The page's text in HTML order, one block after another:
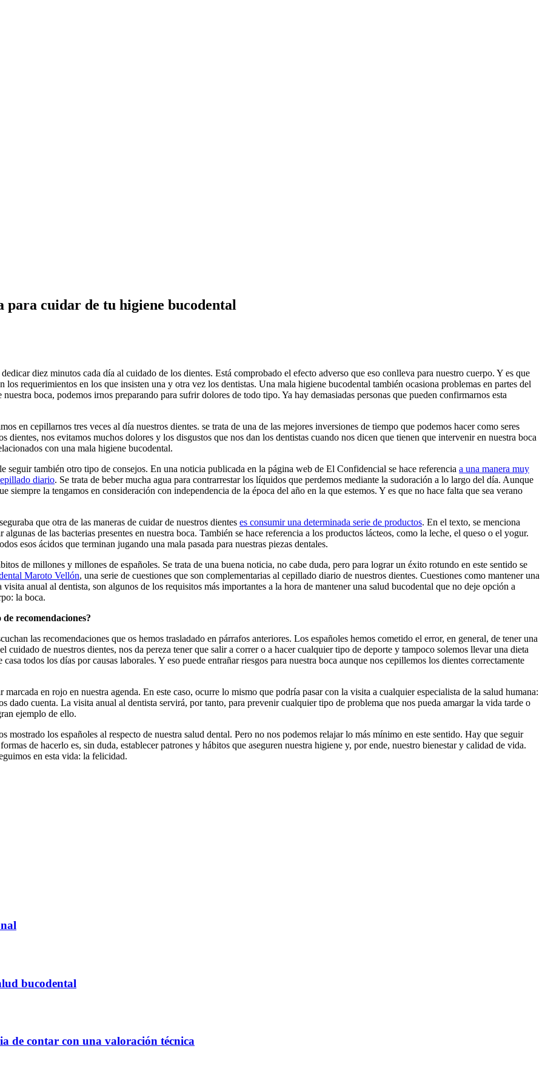
para cuidar de tu higiene bucodental
diez minutos cada día al cuidado de los dientes. Está comprobado el efecto adverso que eso conlleva para nuestro cuerpo. Y es que
requerimientos en los que insisten una y otra vez los dentistas. Una mala higiene bucodental también ocasiona problemas en partes del
boca, podemos irnos preparando para sufrir dolores de todo tipo. Ya hay demasiadas personas que pueden confirmarnos esta
en cepillarnos tres veces al día nuestros dientes. se trata de una de las mejores inversiones de tiempo que podemos hacer como seres
dientes, nos evitamos muchos dolores y los disgustos que nos dan los dentistas cuando nos dicen que tienen que intervenir en nuestra boca
con una mala higiene bucodental.
seguir también otro tipo de consejos. En una noticia publicada en la página web de El Confidencial se hace referencia a una manera muy
diario. Se trata de beber mucha agua para contrarrestar los líquidos que perdemos mediante la sudoración a lo largo del día. Aunque
siempre la tengamos en consideración con independencia de la época del año en la que estemos. Y es que no hace falta que sea verano
que otra de las maneras de cuidar de nuestros dientes es consumir una determinada serie de productos. En el texto, se menciona
de las bacterias presentes en nuestra boca. También se hace referencia a los productos lácteos, como la leche, el queso o el yogur.
esos ácidos que terminan jugando una mala pasada para nuestras piezas dentales.
de millones y millones de españoles. Se trata de una buena noticia, no cabe duda, pero para lograr un éxito rotundo en este sentido se
Maroto Vellón, una serie de cuestiones que son complementarias al cepillado diario de nuestros dientes. Cuestiones como mantener una
anual al dentista, son algunos de los requisitos más importantes a la hora de mantener una salud bucodental que no deje opción a
la boca.
recomendaciones?
las recomendaciones que os hemos trasladado en párrafos anteriores. Los españoles hemos cometido el error, en general, de tener una
cuidado de nuestros dientes, nos da pereza tener que salir a correr o a hacer cualquier tipo de deporte y tampoco solemos llevar una dieta
todos los días por causas laborales. Y eso puede entrañar riesgos para nuestra boca aunque nos cepillemos los dientes correctamente
en rojo en nuestra agenda. En este caso, ocurre lo mismo que podría pasar con la visita a cualquier especialista de la salud humana:
dado cuenta. La visita anual al dentista servirá, por tanto, para prevenir cualquier tipo de problema que nos pueda amargar la vida tarde o
ejemplo de ello.
mostrado los españoles al respecto de nuestra salud dental. Pero no nos podemos relajar lo más mínimo en este sentido. Hay que seguir
de hacerlo es, sin duda, establecer patrones y hábitos que aseguren nuestra higiene y, por ende, nuestro bienestar y calidad de vida.
en esta vida: la felicidad.
bucodental
de contar con una valoración técnica